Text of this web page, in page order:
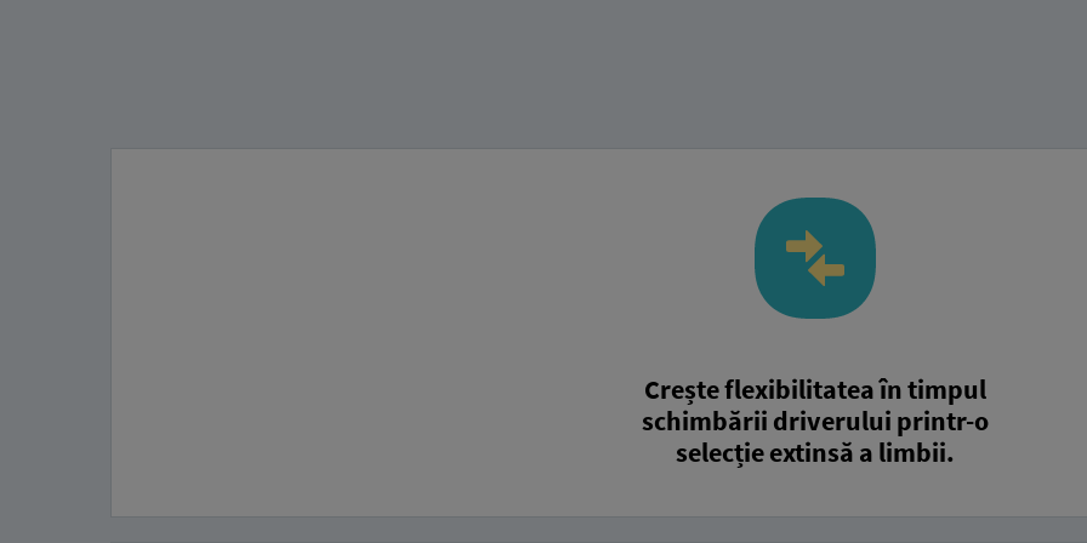
Crește flexibilitatea în timpul
schimbării driverului printr-o
selecție extinsă a limbii.